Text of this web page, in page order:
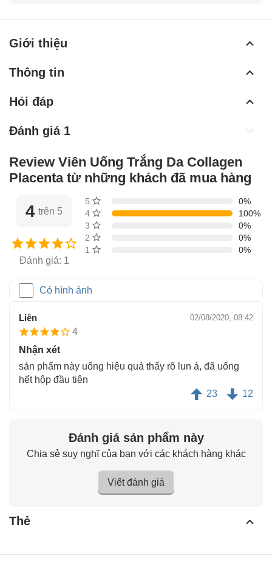
Giới thiệu
Thông tin
Hỏi đáp
Đánh giá 1
Review Viên Uống Trắng Da Collagen
Placenta từ những khách đã mua hàng
4 trên 5
Đánh giá: 1
5 sao
0%
4 sao
100%
3 sao
0%
2 sao
0%
1 sao
0%
Có hình ảnh
Liên 02/08/2020, 08:42
4
Nhận xét
sản phẩm này uống hiệu quả thấy rõ lun á, đã uống
hết hộp đầu tiên
23
12
Đánh giá sản phẩm này
Chia sẻ suy nghĩ của bạn với các khách hàng khác
Viết đánh giá
Thẻ